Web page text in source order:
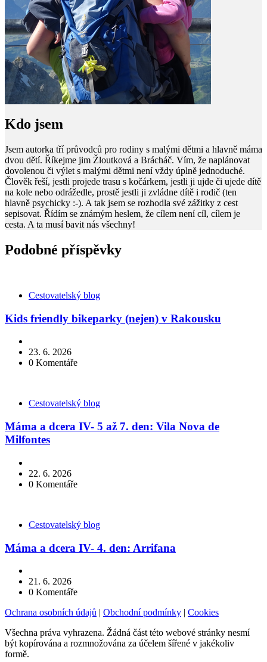
Kdo jsem
Jsem autorka tří průvodců pro rodiny s malými dětmi a hlavně máma
dvou dětí. Říkejme jim Žloutková a Brácháč. Vím, že naplánovat
dovolenou či výlet s malými dětmi není vždy úplně jednoduché.
Člověk řeší, jestli projede trasu s kočárkem, jestli ji ujde či ujede dítě
na kole nebo odrážedle, prostě jestli ji zvládne dítě i rodič (ten
hlavně psychicky :-). A tak jsem se rozhodla své zážitky z cest
sepisovat. Řídím se známým heslem, že cílem není cíl, cílem je
cesta. A ta musí bavit nás všechny!
Podobné příspěvky
KategorieCestovatelský blog
Kids friendly bikeparky (nejen) v Rakousku
23. 6. 2026
0 Komentáře
KategorieCestovatelský blog
Máma a dcera IV- 5 až 7. den: Vila Nova de
Milfontes
22. 6. 2026
0 Komentáře
KategorieCestovatelský blog
Máma a dcera IV- 4. den: Arrifana
21. 6. 2026
0 Komentáře
Ochrana osobních údajů | Obchodní podmínky | Cookies
Všechna práva vyhrazena. Žádná část této webové stránky nesmí
být kopírována a rozmnožována za účelem šířené v jakékoliv
formě.